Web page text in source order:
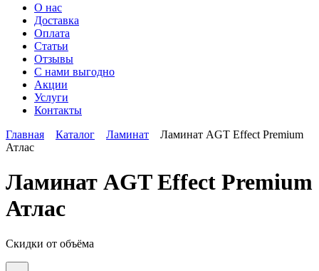
О нас
Доставка
Оплата
Статьи
Отзывы
С нами выгодно
Акции
Услуги
Контакты
Главная
Каталог Ламинат
Ламинат AGT Effect Premium
Атлас
Ламинат AGT Effect Premium
Атлас
Скидки от объёма